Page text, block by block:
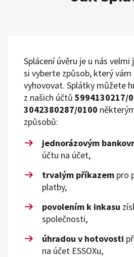
Splácení úvěru je u nás velmi
si vyberte způsob, který vám
vyhovovat. Splátky můžete
z našich účtů 5994130217/
3042380287/0100
způsobů:
jednorázovým
účtu na účet,
trvalým příkazem pro
platby,
povolením k inkasu
společnosti,
úhradou v hotovosti
na účet ESSOXu,